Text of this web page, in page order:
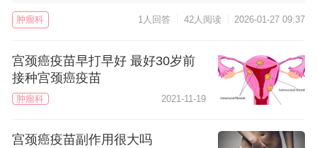
肿瘤科 1人回答 42人阅读 2026-01-27 09:37
宫颈癌疫苗早打早好 最好30岁前
接种宫颈癌疫苗
肿瘤科 2021-11-19
宫颈癌疫苗副作用很大吗